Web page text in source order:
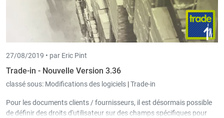
27/08/2019 • par Eric Pint
Trade-in - Nouvelle Version 3.36
classé sous: Modifications des logiciels |Trade-in
Pour les documents clients / fournisseurs, il est désormais possible
de définir des droits d'utilisateur sur des champs spécifiques pour